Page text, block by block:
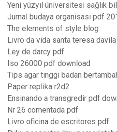
Yeni yüzyıl üniversitesi sağlık
Jurnal budaya organisasi pdf
The elements of style blog
Livro da vida santa teresa
Ley de darcy pdf
Iso 26000 pdf download
Tips agar tinggi badan
Paper replika r2d2
Ensinando a transgredir pdf
Nr 26 comentada pdf
Livro oficina de escritores pdf